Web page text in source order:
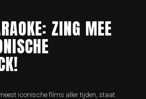
ZING MEE
iconische films aller tijden, staat